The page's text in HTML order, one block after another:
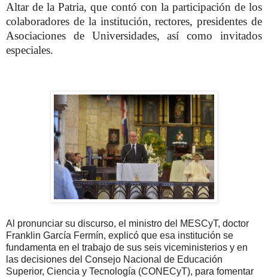
Altar de la Patria, que contó con la participación de los
colaboradores de la institución, rectores, presidentes de
Asociaciones de Universidades, así como invitados
especiales.
Al pronunciar su discurso, el ministro del MESCyT, doctor
Franklin García Fermín, explicó que esa institución se
fundamenta en el trabajo de sus seis viceministerios y en
las decisiones del Consejo Nacional de Educación
Superior, Ciencia y Tecnología (CONECyT), para fomentar